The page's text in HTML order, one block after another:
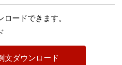
ードできます。
文ダウンロード